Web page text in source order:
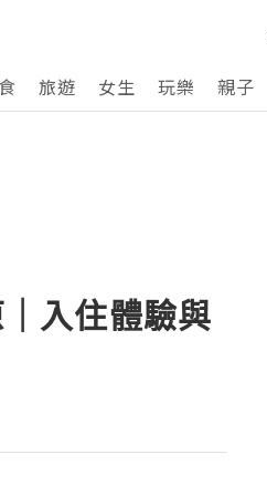
旅遊 女生 玩樂 親子
入住體驗與